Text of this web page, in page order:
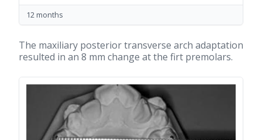
12 months
The maxiliary posterior transverse arch adaptation
resulted in an 8 mm change at the firt premolars.